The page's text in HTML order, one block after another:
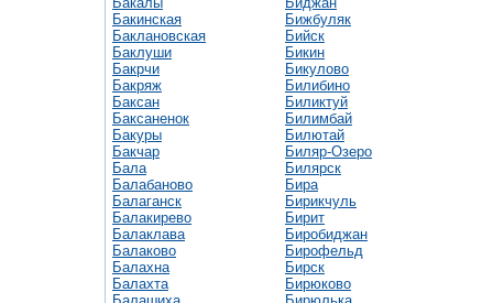
Бакинская
Баклановская
Баклуши
Бакрчи
Бакряж
Баксан
Баксаненок
Бакуры
Бакчар
Бала
Балабаново
Балаганск
Балакирево
Балаклава
Балаково
Балахна
Балахта
Бижбуляк
Бийск
Бикин
Бикулово
Билибино
Биликтуй
Билимбай
Билютай
Биляр-Озеро
Билярск
Бира
Бирикчуль
Бирит
Биробиджан
Бирофельд
Бирск
Бирюково